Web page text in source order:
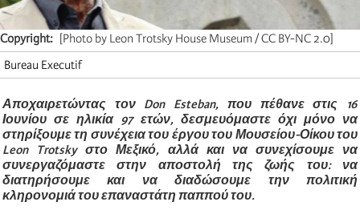
Copyright
[Photo by Leon Trotsky House Museum / CC BY-NC 2.0]
Bureau Executif
Αποχαιρετώντας τον Don Esteban, που πέθανε στις 16
Ιουνίου σε ηλικία 97 ετών, δεσμευόμαστε όχι μόνο να
στηρίξουμε τη συνέχεια του έργου του Μουσείου-Οίκου του
Leon Trotsky στο Μεξικό, αλλά και να συνεχίσουμε να
συνεργαζόμαστε στην αποστολή της ζωής του: να
διατηρήσουμε και να διαδώσουμε την πολιτική
κληρονομιά του επαναστάτη παππού του.